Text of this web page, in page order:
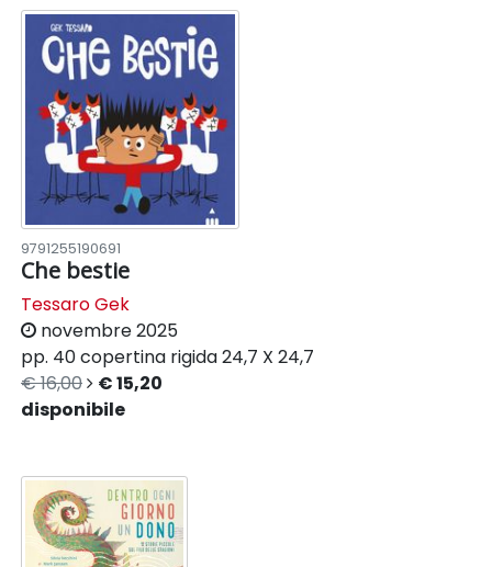
9791255190691
Che bestie
Tessaro Gek
novembre 2025
pp. 40copertina rigida24,7 X 24,7
€ 16,00
€ 15,20
disponibile